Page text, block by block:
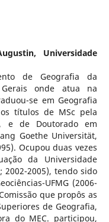
Universidade
de Geografia da
onde atua na
se em Geografia
títulos de MSc pela
e de Doutorado em
Goethe Universität,
Ocupou duas vezes
da Universidade
2002-2005), tendo sido
UFMG (2006-
que propôs as
de Geografia,
do MEC. participou,